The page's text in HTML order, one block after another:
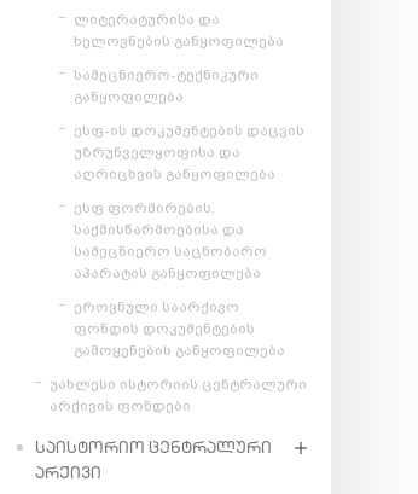
ლიტერატურისა და
ხელოვნების განყოფილება
სამეცნიერო-ტექნიკური
განყოფილება
ესფ-ის დოკუმენტების დაცვის
უზრუნველყოფისა და
აღრიცხვის განყოფილება
ესფ ფორმირების,
საქმისწარმოებისა და
სამეცნიერო საცნობარო
აპარატის განყოფილება
ეროვნული საარქივო
ფონდის დოკუმენტების
გამოყენების განყოფილება
უახლესი ისტორიის ცენტრალური
არქივის ფონდები
ᲡᲐᲘᲡᲢᲝᲠᲘᲝ ᲪᲔᲜᲢᲠᲐᲚᲣᲠᲘ
ᲐᲠᲥᲘᲕᲘ